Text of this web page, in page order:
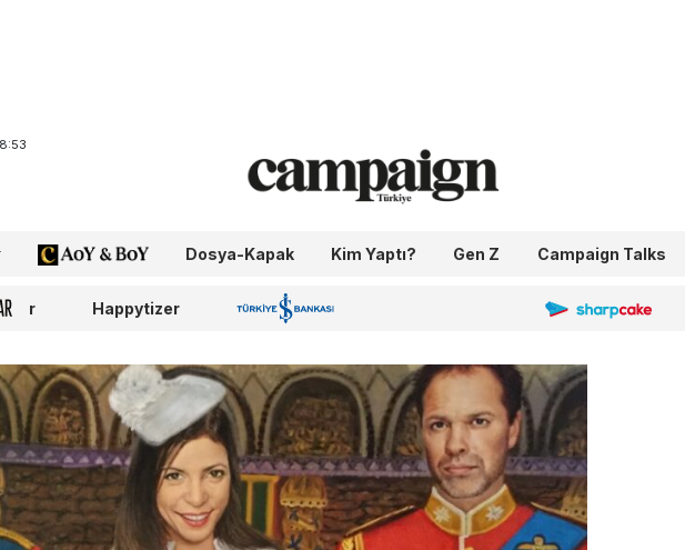
AoY/BoY Dosya-Kapak Kim Yaptı? Gen Z Campaign Talks
Happytizer İş Bankası 100.Yıl Sharpcake